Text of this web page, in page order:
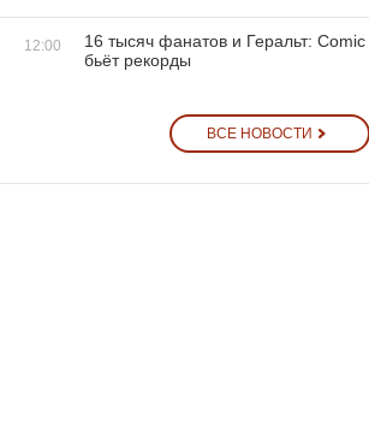
12:00
16 тысяч фанатов и Геральт:
бьёт рекорды
ВСЕ НОВОСТИ